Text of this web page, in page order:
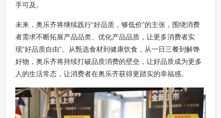
手可及。
未来，奥乐齐将继续践行“好品质，够低价”的主张，围绕消费
者需求不断拓展产品品类、优化产品品质，让更多消费者实
现“好品质自由”。从甄选食材到健康饮食，从一日三餐到解馋
好物，奥乐齐将持续打破品质消费的壁垒，让好品质成为更多
人的生活常态，让消费者在奥乐齐获得更踏实的幸福感。